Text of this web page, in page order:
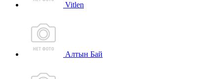
Vitlen
Алтын Бай